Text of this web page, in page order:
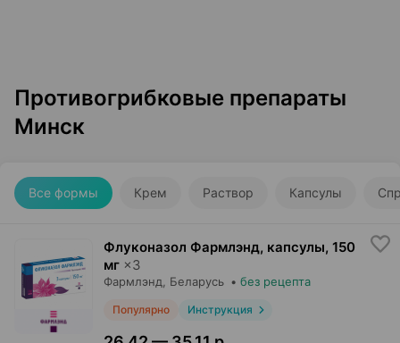
Противогрибковые препараты
Минск
Все формы Крем Раствор Капсулы
Флуконазол Фармлэнд, капсулы, 150
мг ×3
Фармлэнд , Беларусь • без рецепта
Популярно Инструкция